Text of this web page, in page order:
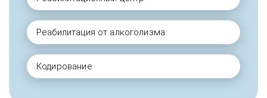
Реабилитация от алкоголизма
Кодирование